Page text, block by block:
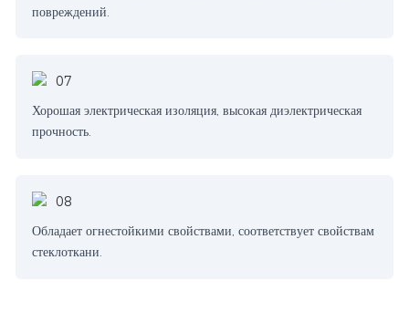
повреждений.
Хорошая электрическая изоляция, высокая диэлектрическая
прочность.
Обладает огнестойкими свойствами, соответствует свойствам
стеклоткани.